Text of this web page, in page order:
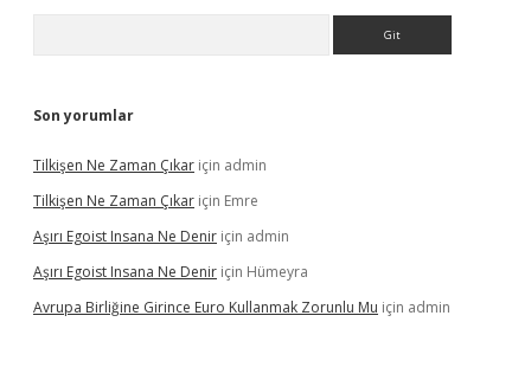
Son yorumlar
Tilkişen Ne Zaman Çıkar için admin
Tilkişen Ne Zaman Çıkar için Emre
Aşırı Egoist Insana Ne Denir için admin
Aşırı Egoist Insana Ne Denir için Hümeyra
Avrupa Birliğine Girince Euro Kullanmak Zorunlu Mu için admin